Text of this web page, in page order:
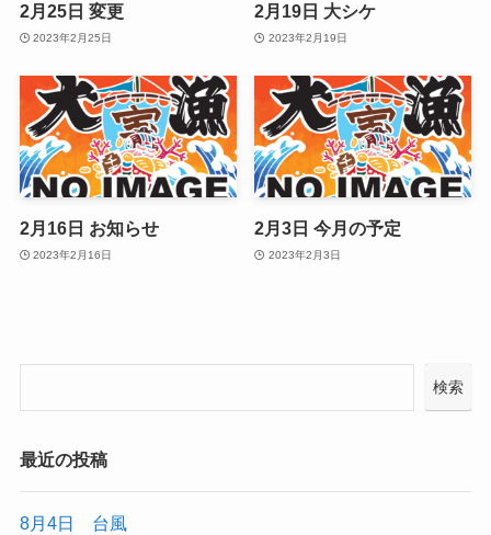
2月25日 変更
2023年2月25日
2月19日 大シケ
2023年2月19日
2月16日 お知らせ
2023年2月16日
2月3日 今月の予定
2023年2月3日
検索
最近の投稿
8月4日 台風